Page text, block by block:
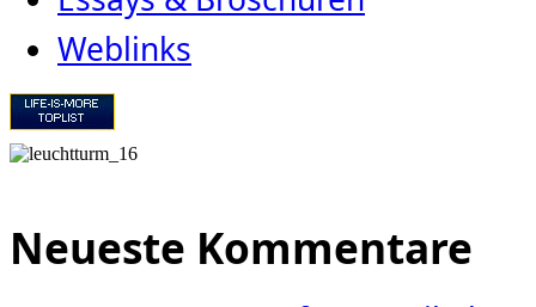
Weblinks
Neueste Kommentare